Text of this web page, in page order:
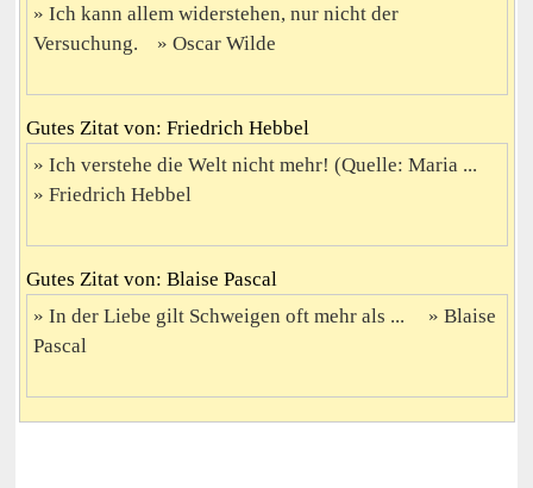
Ich kann allem widerstehen, nur nicht der
Versuchung.
Oscar Wilde
Gutes Zitat von: Friedrich Hebbel
Ich verstehe die Welt nicht mehr! (Quelle: Maria ...
Friedrich Hebbel
Gutes Zitat von: Blaise Pascal
In der Liebe gilt Schweigen oft mehr als ...
Blaise
Pascal